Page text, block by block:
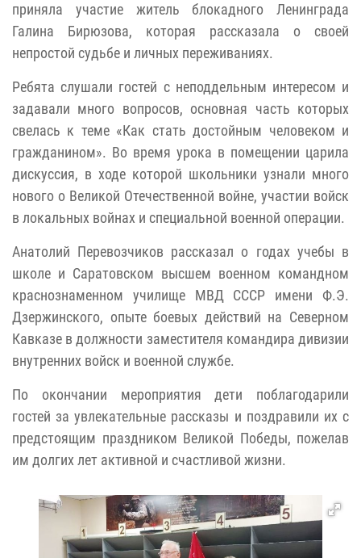
приняла участие житель блокадного Ленинграда
Галина Бирюзова, которая рассказала о своей
непростой судьбе и личных переживаниях.
Ребята слушали гостей с неподдельным интересом и
задавали много вопросов, основная часть которых
свелась к теме «Как стать достойным человеком и
гражданином». Во время урока в помещении царила
дискуссия, в ходе которой школьники узнали много
нового о Великой Отечественной войне, участии войск
в локальных войнах и специальной военной операции.
Анатолий Перевозчиков рассказал о годах учебы в
школе и Саратовском высшем военном командном
краснознаменном училище МВД СССР имени Ф.Э.
Дзержинского, опыте боевых действий на Северном
Кавказе в должности заместителя командира дивизии
внутренних войск и военной службе.
По окончании мероприятия дети поблагодарили
гостей за увлекательные рассказы и поздравили их с
предстоящим праздником Великой Победы, пожелав
им долгих лет активной и счастливой жизни.